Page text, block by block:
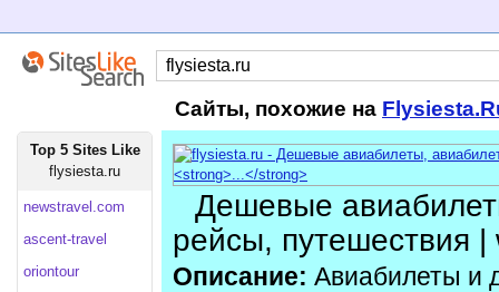
Сайты, похожие на
Top 5 Sites Like
flysiesta.ru
newstravel.com
ascent-travel
oriontour
Дешевые
рейсы, путешествия |
Описание: Авиабилеты и